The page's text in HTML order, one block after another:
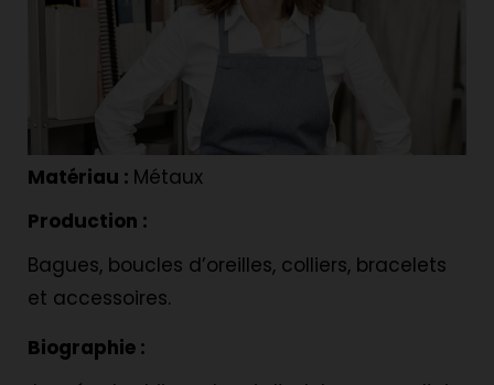
Matériau : Métaux
Production :
Bagues, boucles d’oreilles, colliers, bracelets
et accessoires.
Biographie :